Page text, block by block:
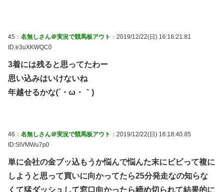
45： 名無しさん＠実況で競馬板アウト ：2019/12/22(日) 16:16:21.81
ID:e3uXKWQC0
3着には残ると思ってたわー
思い込みはいけないね
年越せるかな(´・ω・｀)
46： 名無しさん＠実況で競馬板アウト ：2019/12/22(日) 16:18:40.85
ID:SlVMWu7p0
単に会社の金ブッ込もうか悩んで悩んた末にビビって複に
しようと思って買いに向かってたら25分発走なの知らな
くて猛ダッシュして窓口向かったら締め切られて結果的に